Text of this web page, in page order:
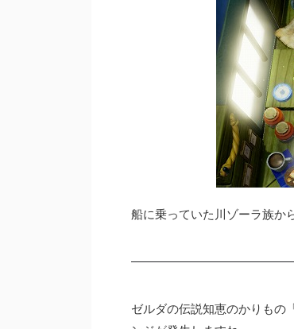
船に乗っていた川ゾーラ族か
ゼルダの伝説知恵のかりもの